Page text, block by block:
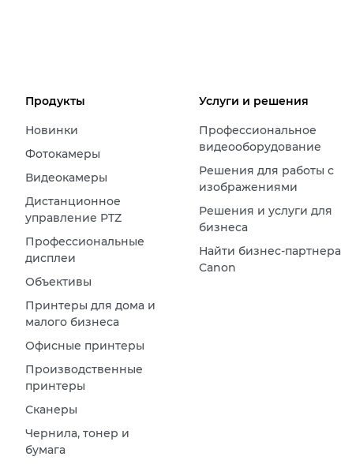
Продукты
Новинки
Фотокамеры
Видеокамеры
Дистанционное
управление PTZ
Профессиональные
дисплеи
Объективы
Принтеры для дома и
малого бизнеса
Офисные принтеры
Производственные
принтеры
Сканеры
Чернила, тонер и
бумага
Услуги и решения
Профессиональное
видеооборудование
Решения для работы с
изображениями
Решения и услуги для
бизнеса
Найти бизнес-партнера
Canon